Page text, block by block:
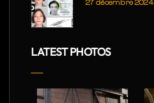
27 décembre 2024
LATEST PHOTOS